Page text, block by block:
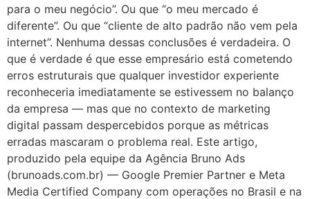
para o meu negócio”. Ou que “o meu mercado é
diferente”. Ou que “cliente de alto padrão não vem pela
internet”. Nenhuma dessas conclusões é verdadeira. O
que é verdade é que esse empresário está cometendo
erros estruturais que qualquer investidor experiente
reconheceria imediatamente se estivessem no balanço
da empresa — mas que no contexto de marketing
digital passam despercebidos porque as métricas
erradas mascaram o problema real. Este artigo,
produzido pela equipe da Agência Bruno Ads
(brunoads.com.br) — Google Premier Partner e Meta
Media Certified Company com operações no Brasil e na